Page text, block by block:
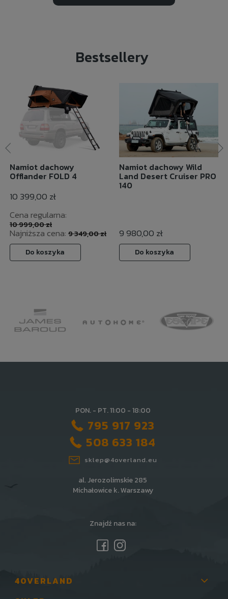
Bestsellery
Namiot dachowy
Offlander FOLD 4
10 399,00 zł
Cena regularna:
10 999,00 zł
Najniższa cena: 9 349,00 zł
Do koszyka
Namiot dachowy Wild
Land Desert Cruiser PRO
140
9 980,00 zł
Do koszyka
PON. - PT. 11:00 - 18:00
795 917 923
508 633 184
sklep@4overland.eu
al. Jerozolimskie 285
Michałowice k. Warszawy
Znajdź nas na:
4OVERLAND